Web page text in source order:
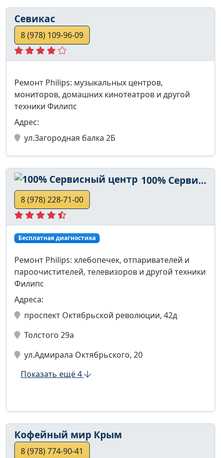
Севикас
8 (978) 109-96-09
Ремонт Philips: музыкальных центров,
мониторов, домашних кинотеатров и другой
техники Филипс
Адрес:
ул.Загородная балка 2Б
100% Сервисный центр
8 (978) 228-71-00
Бесплатная диагностика
Ремонт Philips: хлебопечек, отпаривателей и
пароочистителей, телевизоров и другой техники
Филипс
Адреса:
проспект Октябрьской революции, 42д
Толстого 29а
ул.Адмирала Октябрьского, 20
Показать ещё 4
Кофейный мир Крым
8 (978) 774-90-41